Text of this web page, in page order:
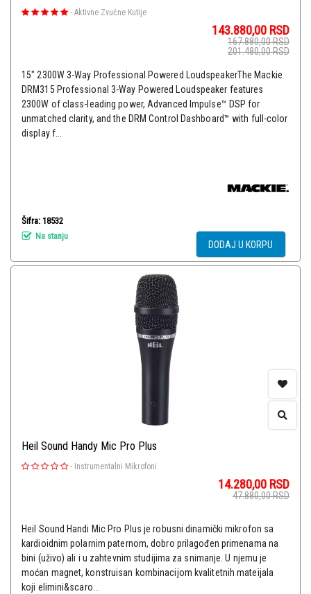
- Aktivne Zvučne Kutije
143.880,00 RSD
167.880,00RSD
201.480,00RSD
15" 2300W 3-Way Professional Powered LoudspeakerThe Mackie
DRM315 Professional 3-Way Powered Loudspeaker features
2300W of class-leading power, Advanced Impulse™ DSP for
unmatched clarity, and the DRM Control Dashboard™ with full-color
display f...
Šifra: 18532
Na stanju
DODAJ U KORPU
Heil Sound Handy Mic Pro Plus
- Instrumentalni Mikrofoni
14.280,00 RSD
47.880,00RSD
Heil Sound Handi Mic Pro Plus je robusni dinamički mikrofon sa
kardioidnim polarnim paternom, dobro prilagođen primenama na
bini (uživo) ali i u zahtevnim studijima za snimanje. U njemu je
moćan magnet, konstruisan kombinacijom kvalitetnih mateijala
koji elimini&scaro...